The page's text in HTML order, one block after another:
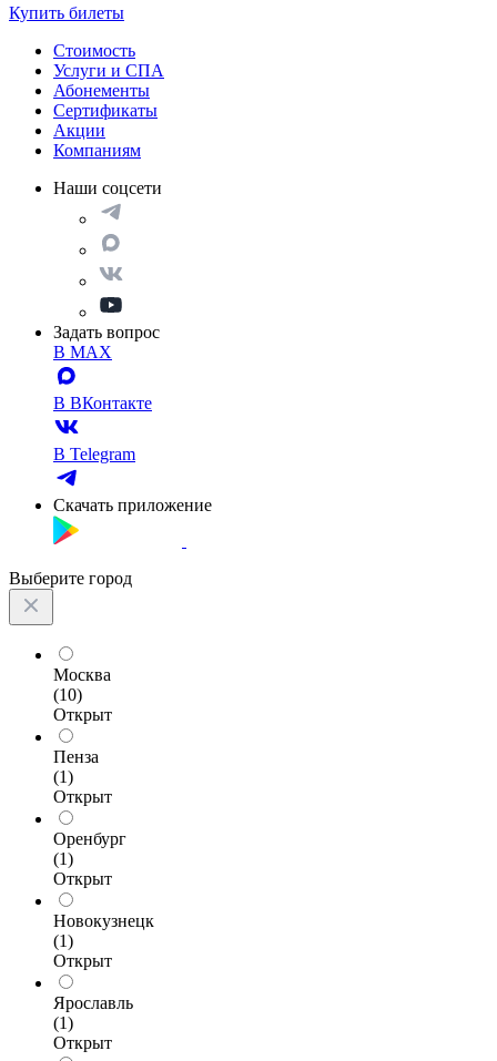
Купить билеты
Стоимость
Услуги и СПА
Абонементы
Сертификаты
Акции
Компаниям
Наши соцсети
Задать вопрос
В MAX
В ВКонтакте
В Telegram
Скачать приложение
Выберите город
Москва
(10)
Открыт
Пенза
(1)
Открыт
Оренбург
(1)
Открыт
Новокузнецк
(1)
Открыт
Ярославль
(1)
Открыт